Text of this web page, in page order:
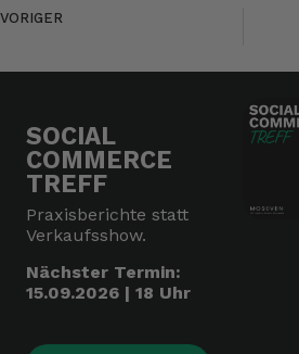
VORIGER
SOCIAL
COMMERCE
TREFF
Praxisberichte statt
Verkaufsshow.
Nächster Termin:
15.09.2026 | 18 Uhr